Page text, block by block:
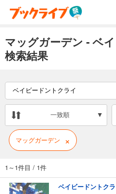
マッグガーデン - ベ
検索結果
一致順
マッグガーデン ×
1～1件目 / 1件
ベイビードントク